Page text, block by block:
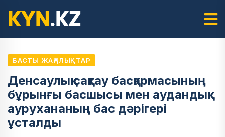
БАСТЫ ЖАҢАЛЫҚТАР
Денсаулық сақтау басқармасының
бұрынғы басшысы мен аудандық
аурухананың бас дәрігері
ұсталды